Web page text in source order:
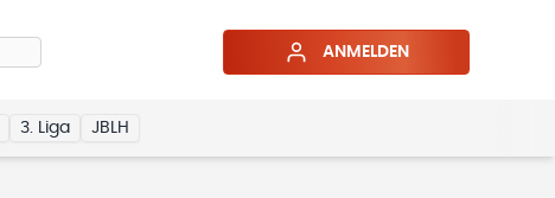
ANMELDEN
3. Liga JBLH